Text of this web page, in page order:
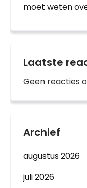
moet weten
Laatste
Geen reacties
Archief
augustus 2026
juli 2026